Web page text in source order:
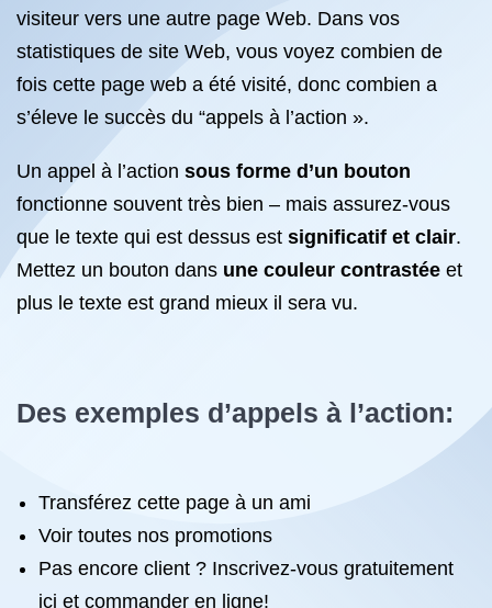
visiteur vers une autre page Web. Dans vos
statistiques de site Web, vous voyez combien de
fois cette page web a été visité, donc combien a
s’éleve le succès du “appels à l’action ».
Un appel à l’action sous forme d’un bouton
fonctionne souvent très bien – mais assurez-vous
que le texte qui est dessus est significatif et clair.
Mettez un bouton dans une couleur contrastée et
plus le texte est grand mieux il sera vu.
Des exemples d’appels à l’action:
Transférez cette page à un ami
Voir toutes nos promotions
Pas encore client ? Inscrivez-vous gratuitement
ici et commander en ligne!